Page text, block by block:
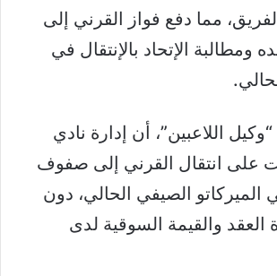
مما دفع فواز القرني إلى
الإتحاد بالإنتقال في
اللاعبين”، أن إدارة نادي
على انتقال القرني إلى صفوف
الميركاتو الصيفي الحالي، دون
والقيمة السوقية لدى